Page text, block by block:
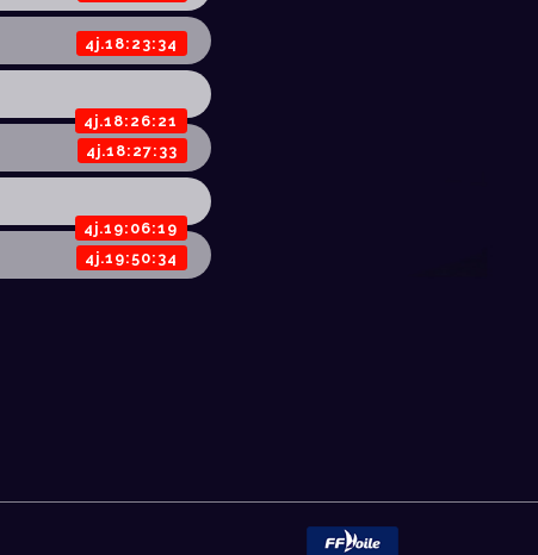
4j.18:23:34
4j.18:26:21
4j.18:27:33
4j.19:06:19
4j.19:50:34